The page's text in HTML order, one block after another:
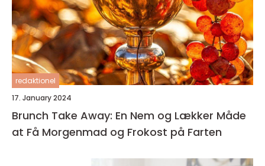
redaktionel
17. January 2024
Brunch Take Away: En Nem og Lækker Måde
at Få Morgenmad og Frokost på Farten